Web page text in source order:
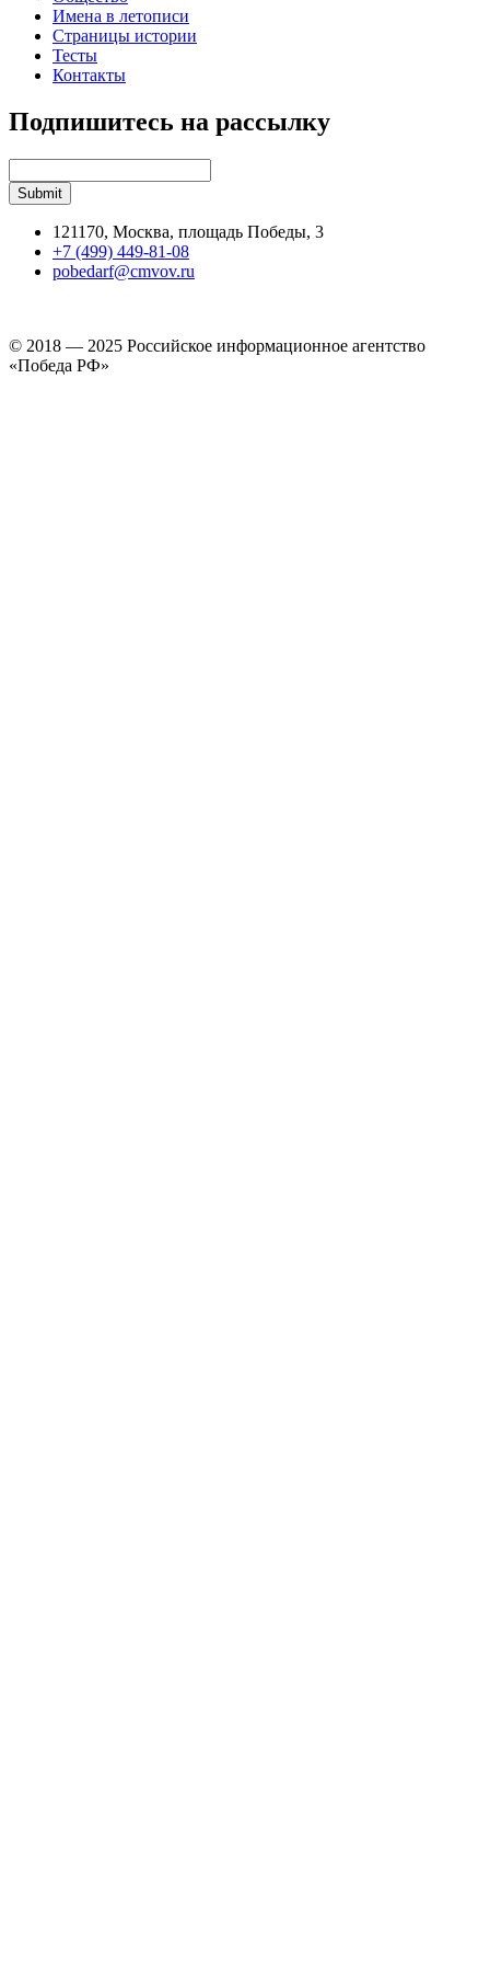
Имена в летописи
Страницы истории
Тесты
Контакты
Подпишитесь на рассылку
121170, Москва, площадь Победы, 3
+7 (499) 449-81-08
pobedarf@cmvov.ru
© 2018 — 2025 Российское информационное агентство
«Победа РФ»